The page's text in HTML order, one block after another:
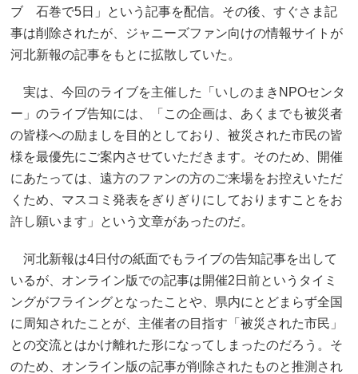
ブ 石巻で5日」という記事を配信。その後、すぐさま記
事は削除されたが、ジャニーズファン向けの情報サイトが
河北新報の記事をもとに拡散していた。
実は、今回のライブを主催した「いしのまきNPOセンタ
ー」のライブ告知には、「この企画は、あくまでも被災者
の皆様への励ましを目的としており、被災された市民の皆
様を最優先にご案内させていただきます。そのため、開催
にあたっては、遠方のファンの方のご来場をお控えいただ
くため、マスコミ発表をぎりぎりにしておりますことをお
許し願います」という文章があったのだ。
河北新報は4日付の紙面でもライブの告知記事を出して
いるが、オンライン版での記事は開催2日前というタイミ
ングがフライングとなったことや、県内にとどまらず全国
に周知されたことが、主催者の目指す「被災された市民」
との交流とはかけ離れた形になってしまったのだろう。そ
のため、オンライン版の記事が削除されたものと推測され